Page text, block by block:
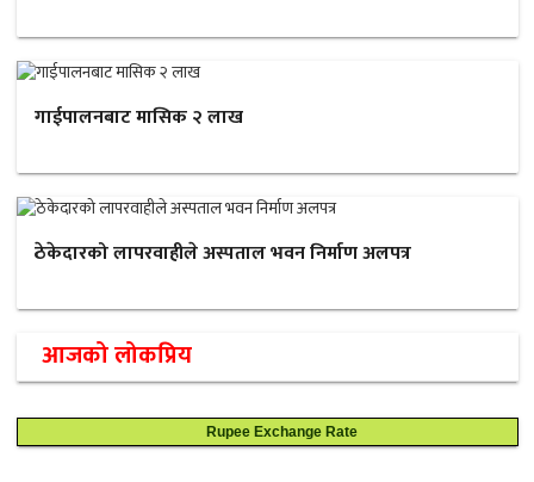
गाईपालनबाट मासिक २ लाख
ठेकेदारको लापरवाहीले अस्पताल भवन निर्माण अलपत्र
आजको लोकप्रिय
Rupee Exchange Rate